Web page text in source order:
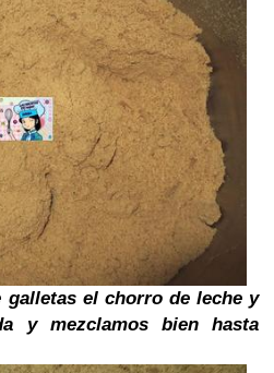
el chorro de leche y
y mezclamos bien hasta